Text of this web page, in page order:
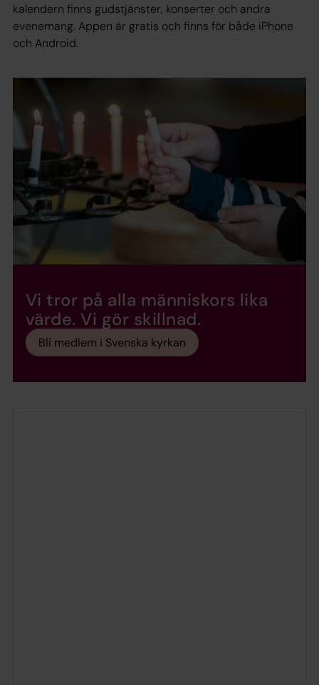
kalendern finns gudstjänster, konserter och andra
evenemang. Appen är gratis och finns för både iPhone
och Android.
Vi tror på alla människors lika
värde. Vi gör skillnad.
Bli medlem i Svenska kyrkan